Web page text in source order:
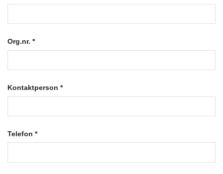
Org.nr. *
Kontaktperson *
Telefon *